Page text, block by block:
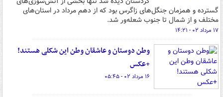
گسترده و همزمان جنگل‌های زاگرس بود که از دهم مرداد در استان‌های
مختلف و از شمال تا جنوب شعله‌ور شد.
۱۷ مرداد ۰۲ - ۱۴:۲۱
وطن دوستان و عاشقان وطن این شکلی هستند!
+عکس
۱۶ مرداد ۰۲ - ۰۵:۴۵